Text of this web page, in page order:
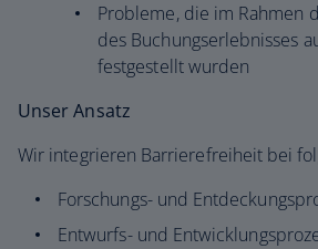
Probleme, die im Rahmen
des Buchungserlebnisses
festgestellt wurden
Unser Ansatz
Wir integrieren Barrierefreiheit bei
Forschungs- und
Entwurfs- und